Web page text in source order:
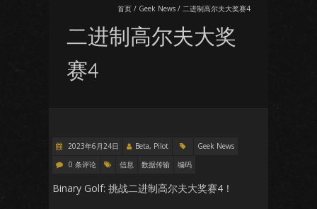
首页 / Geek News / 二进制高尔夫大奖赛4
二进制高尔夫大奖
赛4
2023年6月24日 Beta, Pilot
Geek News
0 条评论
信息 数据传输 编码
Binary Golf: 挑战二进制高尔夫大奖赛4！